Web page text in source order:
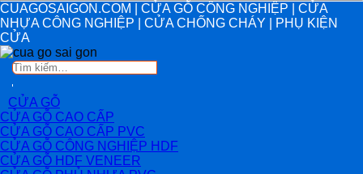
CUAGOSAIGON.COM | CỬA GỖ CÔNG NGHIỆP | CỬA
NHỰA CÔNG NGHIỆP | CỬA CHỐNG CHÁY | PHỤ KIỆN
CỬA
Tìm
CỬA GỖ
CỬA GỖ CAO CẤP
CỬA GỖ CAO CẤP PVC
CỬA GỖ CÔNG NGHIỆP HDF
CỬA GỖ HDF VENEER